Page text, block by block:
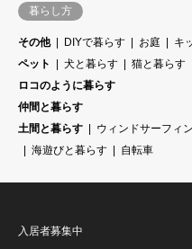
暮らし方
その他 DIYで暮らす お庭 キ
ペット
犬と暮らす
猫と暮らす
ロコのように暮らす
仲間と暮らす
土間と暮らす
ウィンドサーフィン
海遊びと暮らす
自転車
入居者募集中